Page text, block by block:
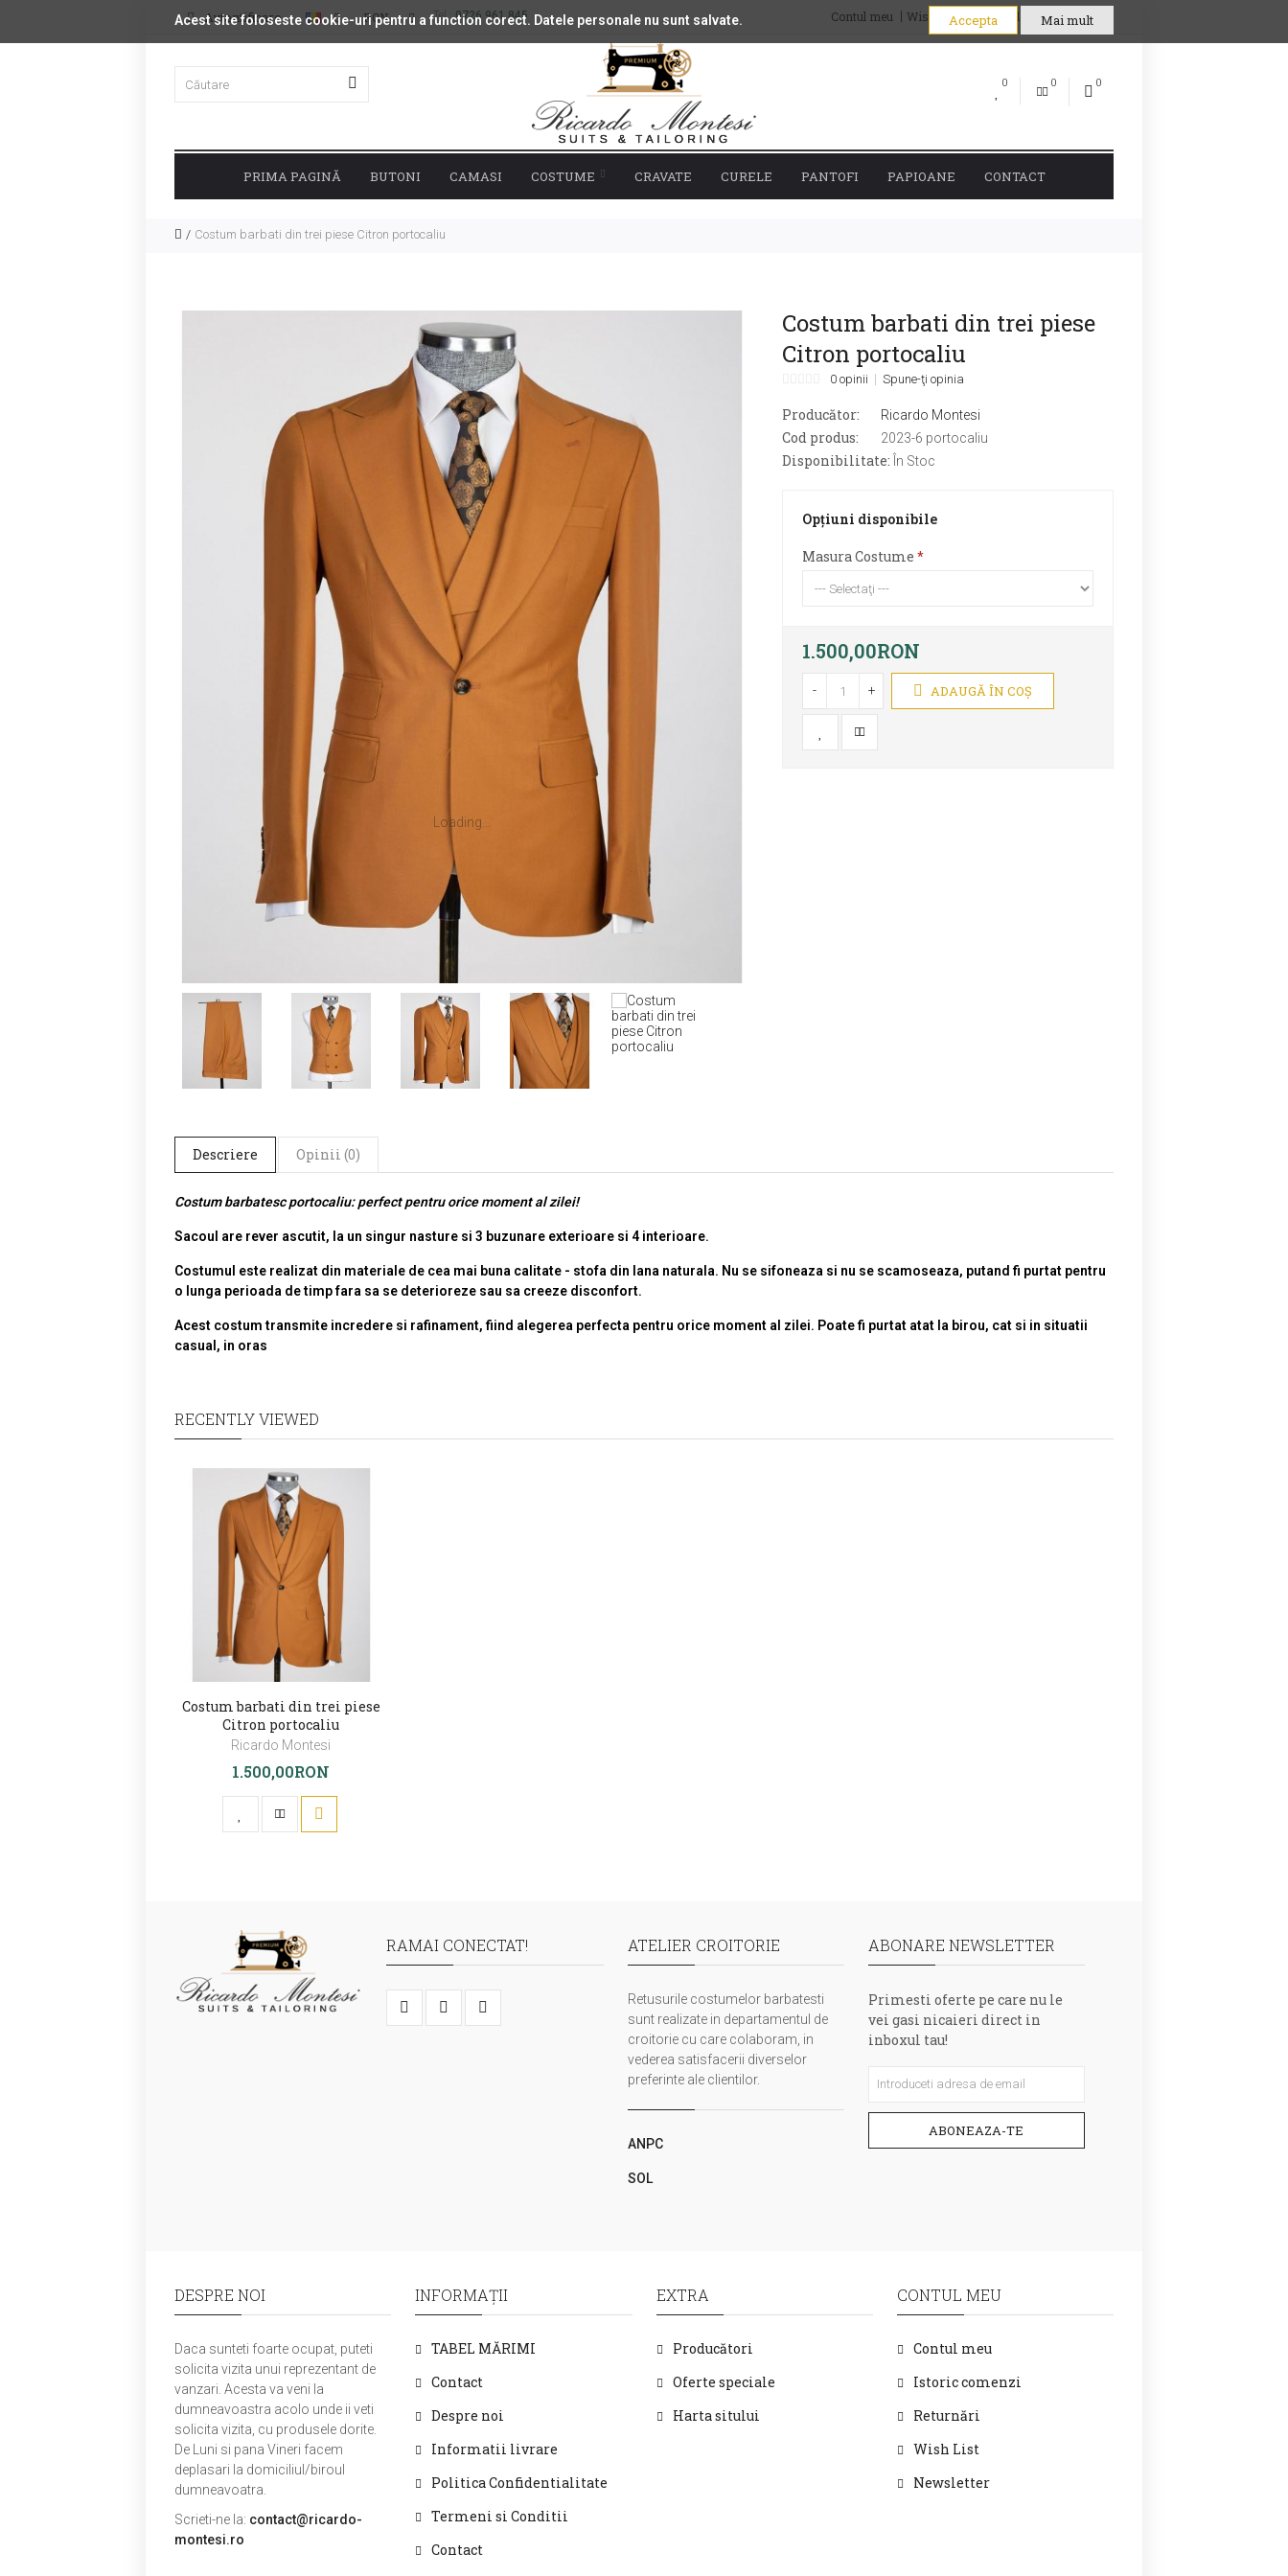
Autentificare RON Tel.:0726 961 845 Contul meu Wish List (0) Coşul meu Comandă
0 0 0
PRIMA PAGINĂ BUTONI CAMASI COSTUME CRAVATE CURELE PANTOFI PAPIOANE CONTACT
Costum barbati din trei piese Citron portocaliu
Loading...
Costum barbati din trei piese
Citron portocaliu
0 opinii Spune-ţi opinia
Producător: Ricardo Montesi
Cod produs: 2023-6 portocaliu
Disponibilitate: În Stoc
Opţiuni disponibile
Masura Costume
1.500,00RON
- + ADAUGĂ ÎN COŞ
Descriere Opinii (0)
Costum barbatesc portocaliu: perfect pentru orice moment al zilei!
Sacoul are rever ascutit, la un singur nasture si 3 buzunare exterioare si 4 interioare.
Costumul este realizat din materiale de cea mai buna calitate - stofa din lana naturala. Nu se sifoneaza si nu se scamoseaza, putand fi purtat pentru
o lunga perioada de timp fara sa se deterioreze sau sa creeze disconfort.
Acest costum transmite incredere si rafinament, fiind alegerea perfecta pentru orice moment al zilei. Poate fi purtat atat la birou, cat si in situatii
casual, in oras
RECENTLY VIEWED
Costum barbati din trei piese
Citron portocaliu
Ricardo Montesi
1.500,00RON
RAMAI CONECTAT! ATELIER CROITORIE
Retusurile costumelor barbatesti
sunt realizate in departamentul de
croitorie cu care colaboram, in
vederea satisfacerii diverselor
preferinte ale clientilor.
ANPC
SOL
ABONARE NEWSLETTER
Primesti oferte pe care nu le
vei gasi nicaieri direct in
inboxul tau!
ABONEAZA-TE
DESPRE NOI
Daca sunteti foarte ocupat, puteti
solicita vizita unui reprezentant de
vanzari. Acesta va veni la
dumneavoastra acolo unde ii veti
solicita vizita, cu produsele dorite.
De Luni si pana Vineri facem
deplasari la domiciliul/biroul
dumneavoatra.
Scrieti-ne la: contact@ricardo-
montesi.ro
INFORMAŢII
TABEL MĂRIMI
Contact
Despre noi
Informatii livrare
Politica Confidentialitate
Termeni si Conditii
Contact
EXTRA
Producători
Oferte speciale
Harta sitului
CONTUL MEU
Contul meu
Istoric comenzi
Returnări
Wish List
Newsletter
Acest site foloseste cookie-uri pentru a function corect. Datele personale nu sunt salvate. Mai mult
Accepta